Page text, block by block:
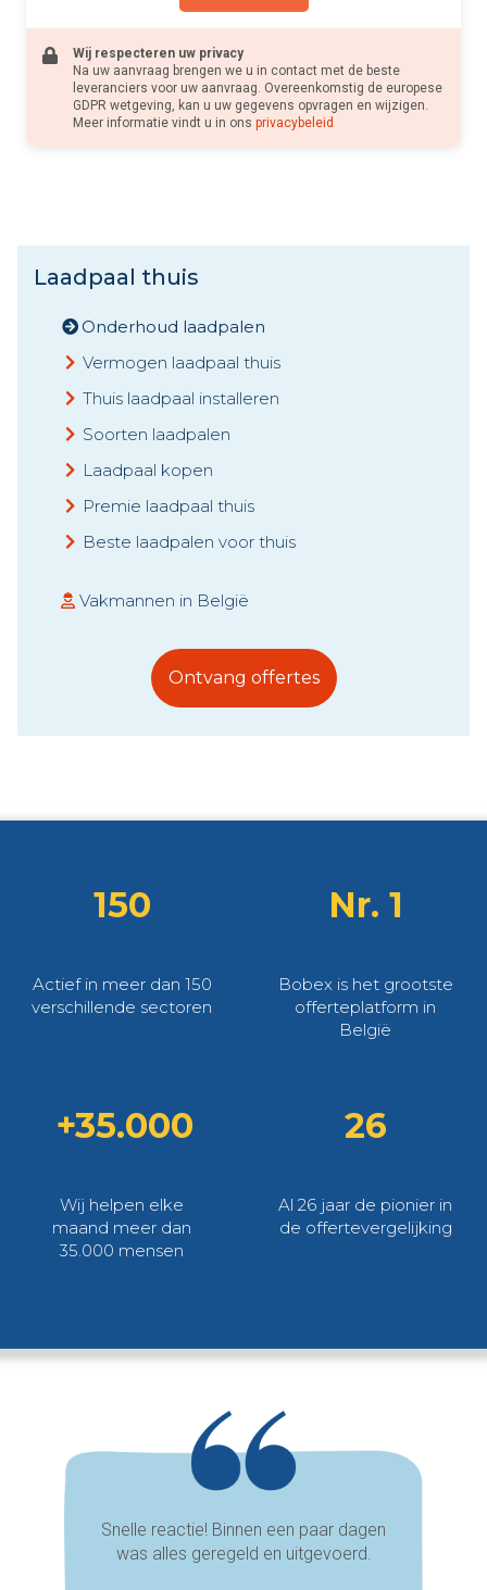
Wij respecteren uw privacy
Na uw aanvraag brengen we u in contact met de beste
leveranciers voor uw aanvraag. Overeenkomstig de europese
GDPR wetgeving, kan u uw gegevens opvragen en wijzigen.
Meer informatie vindt u in ons privacybeleid
Laadpaal thuis
Onderhoud laadpalen
Vermogen laadpaal thuis
Thuis laadpaal installeren
Soorten laadpalen
Laadpaal kopen
Premie laadpaal thuis
Beste laadpalen voor thuis
Vakmannen in België
Ontvang offertes
150
Actief in meer dan 150
verschillende sectoren
Nr. 1
Bobex is het grootste
offerteplatform in
België
+35.000
Wij helpen elke
maand meer dan
35.000 mensen
26
Al 26 jaar de pionier in
de offertevergelijking
Snelle reactie! Binnen een paar dagen
was alles geregeld en uitgevoerd.